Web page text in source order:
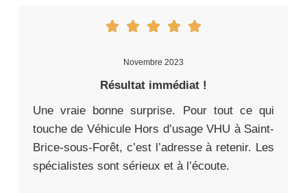
Novembre 2023
Résultat immédiat !
Une vraie bonne surprise. Pour tout ce qui
touche de Véhicule Hors d’usage VHU à Saint-
Brice-sous-Forêt, c’est l’adresse à retenir. Les
spécialistes sont sérieux et à l’écoute.